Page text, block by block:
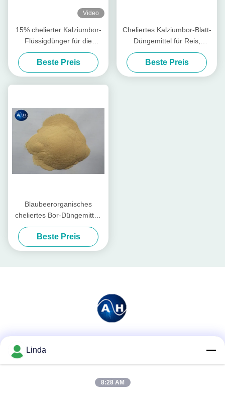
Video
15% chelierter Kalziumbor-
Flüssigdünger für die
Kartoffeln wasserlöslich
Beste Preis
Cheliertes Kalziumbor-Blatt-
Düngemittel für Reis,
Bananen-Blatt- Düngemittel
Beste Preis
Blaubeerorganisches
cheliertes Bor-Düngemittel,
chelierter Kalkdünger
Beste Preis
Linda
8:28 AM